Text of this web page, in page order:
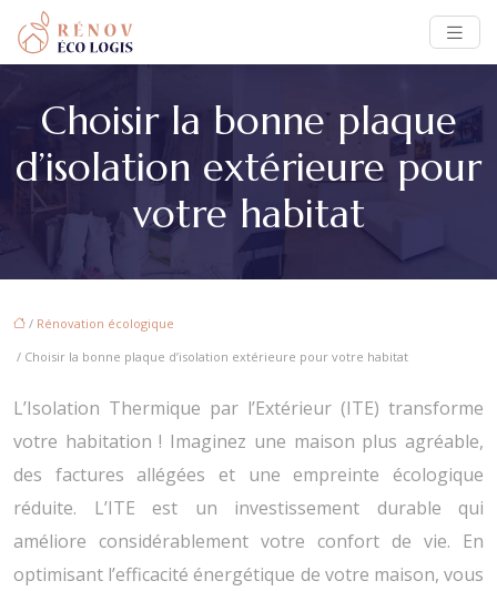
Choisir la bonne plaque
d’isolation extérieure pour
votre habitat
/ Rénovation écologique
/ Choisir la bonne plaque d’isolation extérieure pour votre habitat
L’Isolation Thermique par l’Extérieur (ITE) transforme
votre habitation ! Imaginez une maison plus agréable,
des factures allégées et une empreinte écologique
réduite. L’ITE est un investissement durable qui
améliore considérablement votre confort de vie. En
optimisant l’efficacité énergétique de votre maison, vous